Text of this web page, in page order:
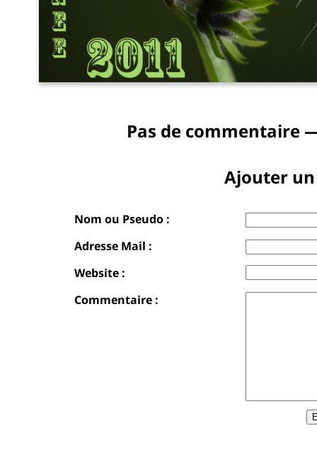
Pas de commentaire
Ajouter
Nom ou Pseudo :
Adresse Mail :
Website :
Commentaire :